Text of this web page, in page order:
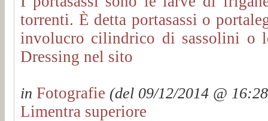
torrenti. È detta portasassi o
involucro cilindrico di sassolini o
Dressing nel sito
in Fotografie (del 09/12/2014 @
Limentra superiore